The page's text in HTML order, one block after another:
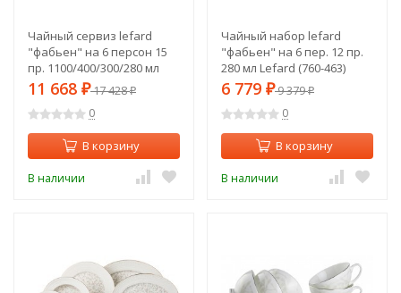
Чайный сервиз lefard
"фабьен" на 6 персон 15
пр. 1100/400/300/280 мл
Lefard (760-462)
11 668 ₽17 428₽
0
В корзину
В наличии
Чайный набор lefard
"фабьен" на 6 пер. 12 пр.
280 мл Lefard (760-463)
6 779 ₽9 379₽
0
В корзину
В наличии